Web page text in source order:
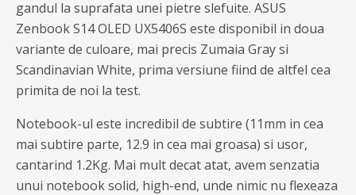
gandul la suprafata unei pietre slefuite. ASUS
Zenbook S14 OLED UX5406S este disponibil in doua
variante de culoare, mai precis Zumaia Gray si
Scandinavian White, prima versiune fiind de altfel cea
primita de noi la test.
Notebook-ul este incredibil de subtire (11mm in cea
mai subtire parte, 12.9 in cea mai groasa) si usor,
cantarind 1.2Kg. Mai mult decat atat, avem senzatia
unui notebook solid, high-end, unde nimic nu flexeaza